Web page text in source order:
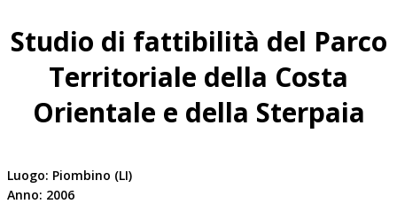
Studio di fattibilità del Parco
Territoriale della Costa
Orientale e della Sterpaia
Luogo: Piombino (LI)
Anno: 2006